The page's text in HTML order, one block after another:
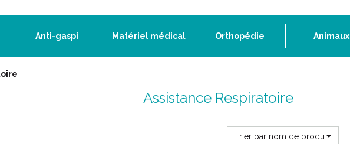
Anti-gaspi Matériel médical Orthopédie Animaux
Assistance Respiratoire
Trier par nom de produit